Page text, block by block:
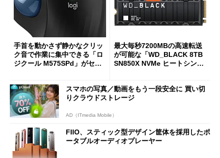
手首を動かさず静かなクリッ
ク音で作業に集中できる「ロ
ジクール M575SPd」がセー
最大毎秒7200MBの高速転送
が可能な「WD_BLACK 8TB
SN850X NVMe ヒートシンク
スマホの写真／動画をもう一段安全に 買い切
りクラウドストレージ
AD（ITmedia Mobile）
FIIO、スティック型デザイン筐体を採用したポ
ータブルオーディオプレーヤー